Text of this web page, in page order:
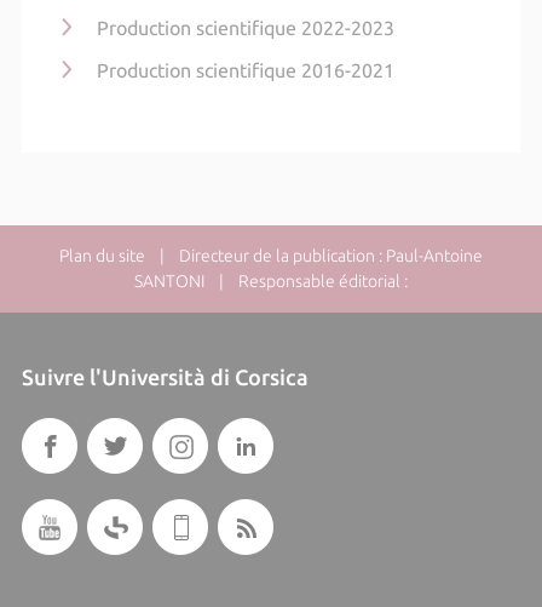
Production scientifique 2022-2023
Production scientifique 2016-2021
Plan du site | Directeur de la publication : Paul-Antoine
SANTONI | Responsable éditorial :
Suivre l'Università di Corsica